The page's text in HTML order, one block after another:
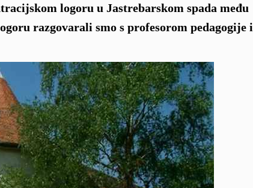
logoru u Jastrebarskom spada među
razgovarali smo s profesorom pedagogije i